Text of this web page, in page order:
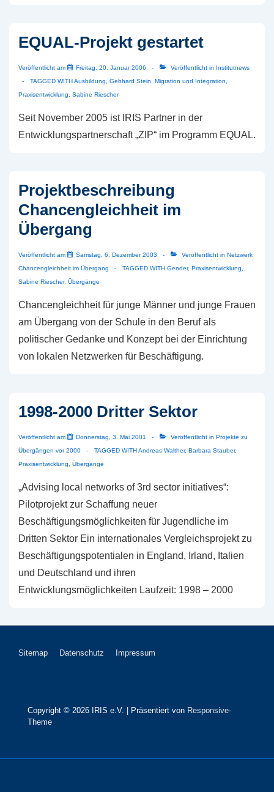
EQUAL-Projekt gestartet
Veröffentlicht am Freitag, 20. Januar 2006 Veröffentlicht in Institutnews
TAGGED WITHAusbildung Gebhard Stein Migration und Integration
Praxisentwicklung
Sabine Riescher
Seit November 2005 ist IRIS Partner in der
Entwicklungspartnerschaft „ZIP“ im Programm EQUAL.
Projektbeschreibung
Chancengleichheit im
Übergang
Veröffentlicht am Samstag, 6. Dezember 2003 Veröffentlicht in Netzwerk
Chancengleichheit im Übergang
TAGGED WITH Gender, Praxisentwicklung
Sabine Riescher, Übergänge
Chancengleichheit für junge Männer und junge Frauen
am Übergang von der Schule in den Beruf als
politischer Gedanke und Konzept bei der Einrichtung
von lokalen Netzwerken für Beschäftigung.
1998-2000 Dritter Sektor
Veröffentlicht am Donnerstag, 3. Mai 2001 Veröffentlicht in Projekte zu
Übergängen vor 2000
TAGGED WITHAndreas Walther, Barbara Stauber,
Praxisentwicklung
Übergänge
„Advising local networks of 3rd sector initiatives“:
Pilotprojekt zur Schaffung neuer
Beschäftigungsmöglichkeiten für Jugendliche im
Dritten Sektor Ein internationales Vergleichsprojekt zu
Beschäftigungspotentialen in England, Irland, Italien
und Deutschland und ihren
Entwicklungsmöglichkeiten Laufzeit: 1998 – 2000
Footer-
Sitemap Datenschutz Impressum
Copyright © 2026 IRIS e.V. | Präsentiert von Responsive-
Theme